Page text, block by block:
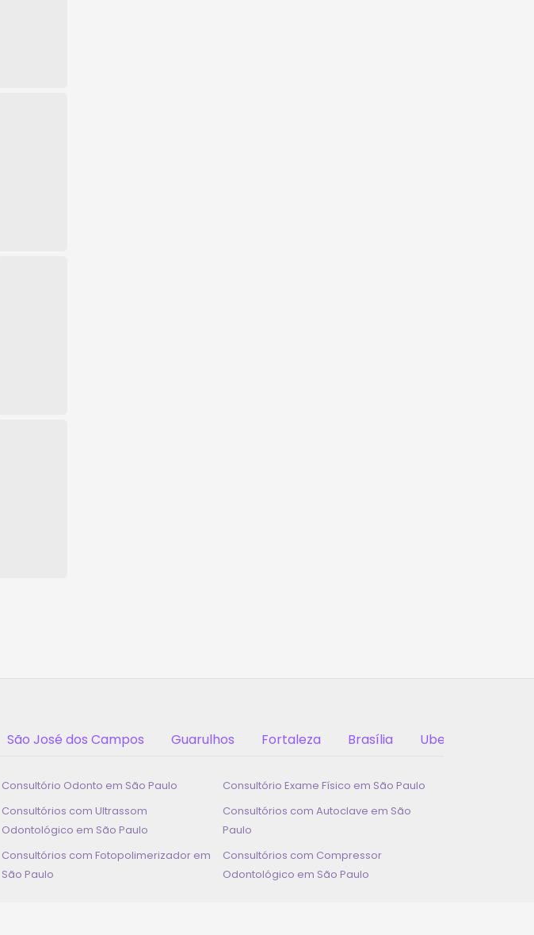
São José dos Campos Guarulhos Fortaleza Brasília Uberlândia
Consultório Odonto em São Paulo Consultório Exame Físico em São Paulo
Consultórios com Ultrassom
Odontológico em São Paulo
Consultórios com Autoclave em São
Paulo
Consultórios com Fotopolimerizador em
São Paulo
Consultórios com Compressor
Odontológico em São Paulo